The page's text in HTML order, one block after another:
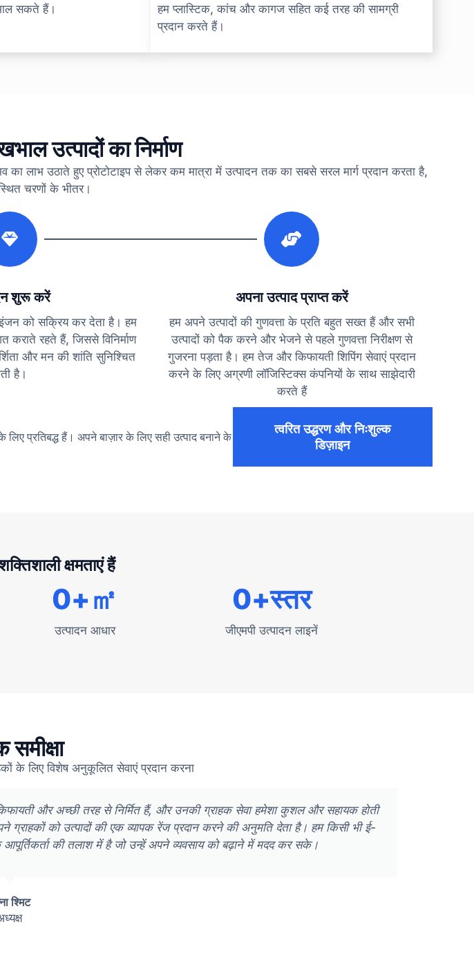
सकते हैं।
हम प्लास्टिक, कांच और कागज सहित कई तरह की सामग्री
प्रदान करते हैं।
उत्पादों का निर्माण
का लाभ उठाते हुए प्रोटोटाइप से लेकर कम मात्रा में उत्पादन तक का सबसे सरल मार्ग प्रदान करता है,
चरणों के भीतर।
शुरू करें
को सक्रिय कर देता है। हम
रहते हैं, जिससे विनिर्माण
और मन की शांति सुनिश्चित
है।
अपना उत्पाद प्राप्त करें
हम अपने उत्पादों की गुणवत्ता के प्रति बहुत सख्त हैं और सभी
उत्पादों को पैक करने और भेजने से पहले गुणवत्ता निरीक्षण से
गुजरना पड़ता है। हम तेज और किफायती शिपिंग सेवाएं प्रदान
करने के लिए अग्रणी लॉजिस्टिक्स कंपनियों के साथ साझेदारी
करते हैं
प्रतिबद्ध हैं। अपने बाज़ार के लिए सही उत्पाद बनाने के
त्वरित उद्धरण और निःशुल्क
डिज़ाइन
क्षमताएं हैं
उत्पादन आधार
0+㎡
जीएमपी उत्पादन लाइनें
0+स्तर
समीक्षा
के लिए विशेष अनुकूलित सेवाएं प्रदान करना
और अच्छी तरह से निर्मित हैं, और उनकी ग्राहक सेवा हमेशा कुशल और सहायक होती
को उत्पादों की एक व्यापक रेंज प्रदान करने की अनुमति देता है। हम किसी भी ई-
की तलाश में है जो उन्हें अपने व्यवसाय को बढ़ाने में मदद कर सके।
श्मिट